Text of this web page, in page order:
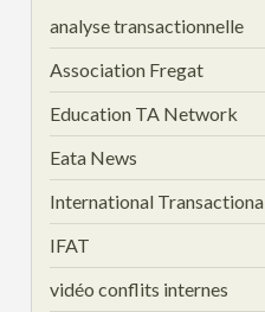
analyse transactionnelle
Association Fregat
Education TA Network
Eata News
International
IFAT
vidéo conflits internes